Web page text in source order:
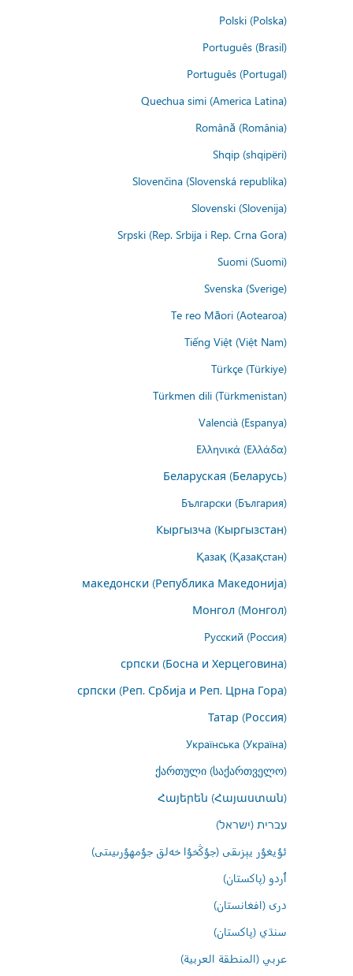
Polski (Polska)
Português (Brasil)
Português (Portugal)
Quechua simi (America Latina)
Română (România)
Shqip (shqipëri)
Slovenčina (Slovenská republika)
Slovenski (Slovenija)
Srpski (Rep. Srbija i Rep. Crna Gora)
Suomi (Suomi)
Svenska (Sverige)
Te reo Māori (Aotearoa)
Tiếng Việt (Việt Nam)
Türkçe (Türkiye)
Türkmen dili (Türkmenistan)
Valencià (Espanya)
Ελληνικά (Ελλάδα)
Беларуская (Беларусь)
Български (България)
Кыргызча (Кыргызстан)
Қазақ (Қазақстан)
македонски (Република Македонија)
Монгол (Монгол)
Русский (Россия)
српски (Босна и Херцеговина)
српски (Реп. Србија и Реп. Црна Гора)
Татар (Россия)
Українська (Україна)
ქართული (საქართველო)
Հայերեն (Հայաստան)
עברית (ישראל)
ئۇيغۇر يېزىقى (جۇڭخۇا خەلق جۇمھۇرىيىتى)
اُردو (پاکستان)
درى (افغانستان)
سنڌي (پاکستان)
عربي (المنطقة العربية)